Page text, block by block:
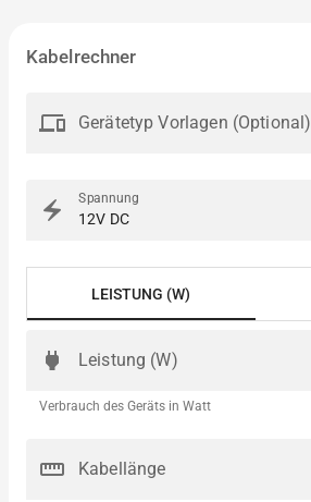
Kabelrechner
devices Gerätetyp Vorlagen (Optional)
electric_bolt Spannung
12V DC
LEISTUNG (W)
power Leistung (W)
Verbrauch des Geräts in Watt
straighten Kabellänge